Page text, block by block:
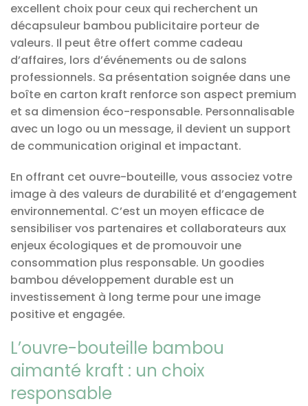
excellent choix pour ceux qui recherchent un
décapsuleur bambou publicitaire porteur de
valeurs. Il peut être offert comme cadeau
d’affaires, lors d’événements ou de salons
professionnels. Sa présentation soignée dans une
boîte en carton kraft renforce son aspect premium
et sa dimension éco-responsable. Personnalisable
avec un logo ou un message, il devient un support
de communication original et impactant.
En offrant cet ouvre-bouteille, vous associez votre
image à des valeurs de durabilité et d’engagement
environnemental. C’est un moyen efficace de
sensibiliser vos partenaires et collaborateurs aux
enjeux écologiques et de promouvoir une
consommation plus responsable. Un goodies
bambou développement durable est un
investissement à long terme pour une image
positive et engagée.
L’ouvre-bouteille bambou
aimanté kraft : un choix
responsable